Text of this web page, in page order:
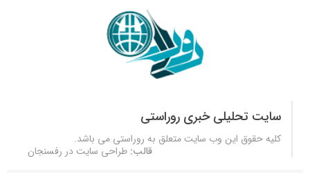
سایت تحلیلی خبری روراستی
کلیه حقوق این وب سایت متعلق به روراستی می باشد.
قالب: طراحی سایت در رفسنجان